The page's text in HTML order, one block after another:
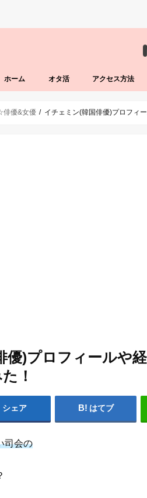
ホーム オタ活 アクセス方法
俳優&女優 イチェミン(韓国俳優)プロフィ
優)プロフィールや
！
シェア はてブ
司会の